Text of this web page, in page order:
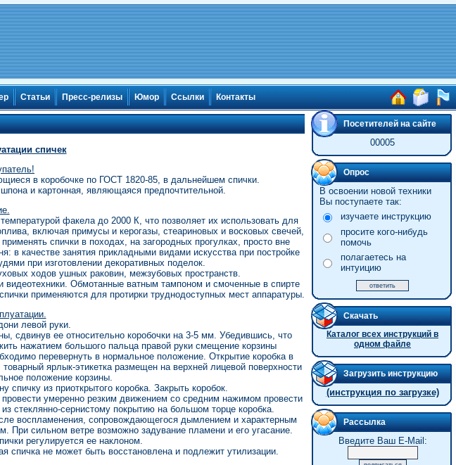
Статьи Пресс-релизы Юмор Ссылки Контакты
спичек
в коробочке по ГОСТ 1820-85, в дальнейшем спички.
и картонная, являющаяся предпочтительной.
факела до 2000 К, что позволяет их использовать для
включая примусы и керогазы, стеариновых и восковых свечей,
спички в походах, на загородных прогулках, просто вне
в качестве занятия прикладными видами искусства при постройке
при изготовлении декоративных поделок.
ходов ушных раковин, межзубовых пространств.
видеотехники. Обмотанные ватным тампоном и смоченные в спирте
применяются для протирки труднодоступных мест аппаратуры.
левой руки.
сдвинув ее относительно коробочки на 3-5 мм. Убедившись, что
нажатием большого пальца правой руки смещение корзины
перевернуть в нормальное положение. Открытие коробка в
ярлык-этикетка размещен на верхней лицевой поверхности
положение корзины.
из приоткрытого коробка. Закрыть коробок.
умеренно резким движением со средним нажимом провести
стеклянно-сернистому покрытию на большом торце коробка.
воспламенения, сопровождающегося дымлением и характерным
При сильном ветре возможно задувание пламени и его угасание.
регулируется ее наклоном.
спичка не может быть восстановлена и подлежит утилизации.
Посетителей на сайте
00005
Опрос
В освоении новой техники
Вы поступаете так:
изучаете инструкцию
просите кого-нибудь
помочь
полагаетесь на
интуицию
Скачать
Каталог всех инструкций в
одном файле
Загрузить инструкцию
(инструкция по загрузке)
Рассылка
Введите Ваш E-Mail: